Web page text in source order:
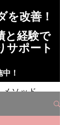
を改善！​​
と経験で
サポート
！
メソッド
施設